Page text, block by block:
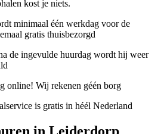
kost je niets.
minimaal één werkdag voor de
gratis thuisbezorgd
de ingevulde huurdag wordt hij weer
online! Wij rekenen géén borg
is gratis in héél Nederland
in Leiderdorp